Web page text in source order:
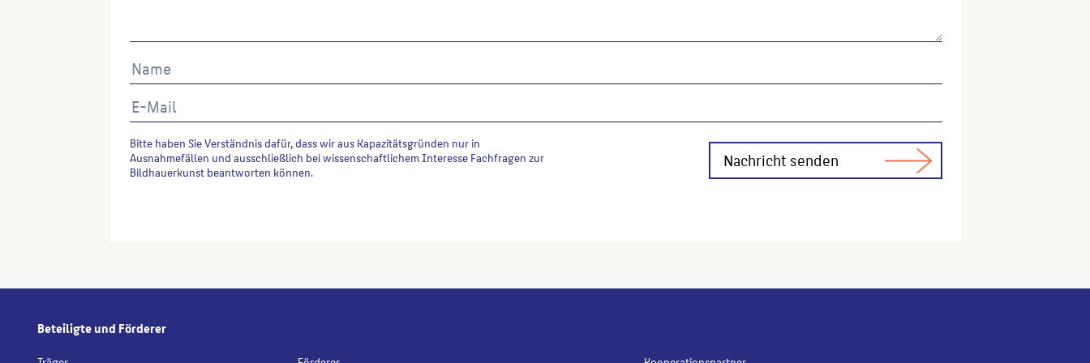
Wenn Sie einzelne Inhalte von dieser Website verwenden möchten, zitieren Sie bitte wie
Bitte haben Sie Verständnis dafür, dass wir aus Kapazitätsgründen nur in
Ausnahmefällen und ausschließlich bei wissenschaftlichem Interesse Fachfragen zur
Bildhauerkunst beantworten können.
Beteiligte und Förderer